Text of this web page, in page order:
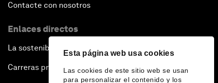
Esta página web usa cookies
Las cookies de este sitio web se usan
para personalizar el contenido y los
Contacte con nosotros
Enlaces directos
La sostenibilidad en el Foro
Carreras profesionales